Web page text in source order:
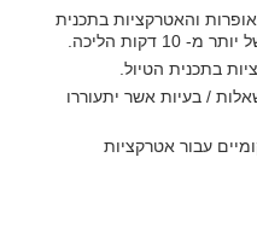
והאטרקציות בתכנית
דקות הליכה.
בתכנית הטיול.
/ בעיות אשר יתעוררו
עבור אטרקציות